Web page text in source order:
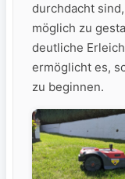
durchdacht
möglich zu
deutliche
ermöglicht es,
zu beginnen.